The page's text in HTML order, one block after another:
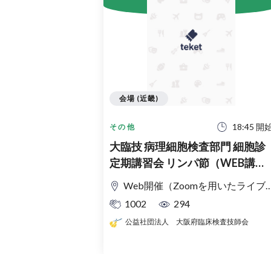
その他 18:45 開
大臨技 病理細胞検査部門 細胞診
定期講習会 リンパ節（WEB講習
会）Web開催（Zoomを用いたライブ配信）
1002
294
公益社団法人 大阪府臨床検査技師会
会場 (近畿)